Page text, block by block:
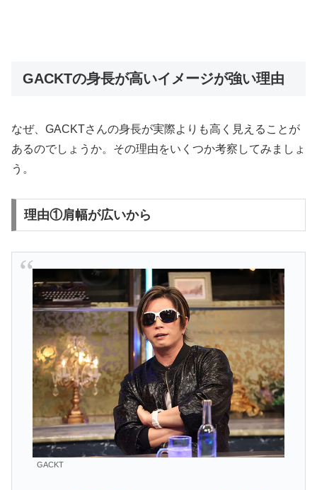
GACKTの身長が高いイメージが強い理由
なぜ、GACKTさんの身長が実際よりも高く見えることが
あるのでしょうか。その理由をいくつか考察してみましょ
う。
理由①肩幅が広いから
GACKT